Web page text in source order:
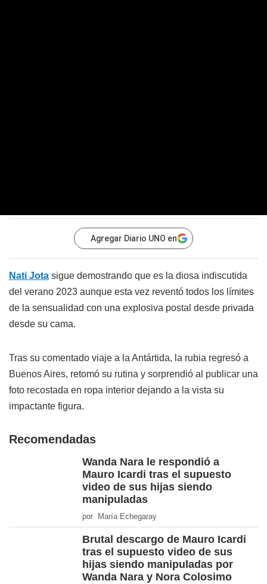
Agregar Diario UNO en
Nati Jota sigue demostrando que es la diosa indiscutida
del verano 2023 aunque esta vez reventó todos los límites
de la sensualidad con una explosiva postal desde privada
desde su cama.
Tras su comentado viaje a la Antártida, la rubia regresó a
Buenos Aires, retomó su rutina y sorprendió al publicar una
foto recostada en ropa interior dejando a la vista su
impactante figura.
Recomendadas
Wanda Nara le respondió a
Mauro Icardi tras el supuesto
video de sus hijas siendo
manipuladas
por María Echegaray
Brutal descargo de Mauro Icardi
tras el supuesto video de sus
hijas siendo manipuladas por
Wanda Nara y Nora Colosimo